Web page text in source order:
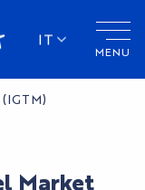
MENU
Accessibilité
IT
Market